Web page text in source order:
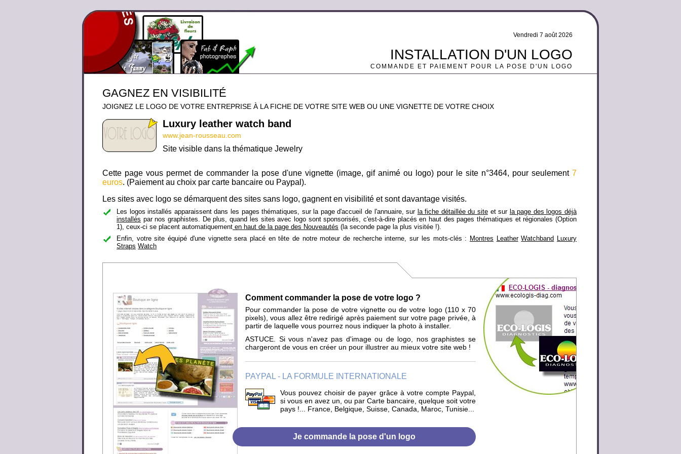
Vendredi 7 août 2026
INSTALLATION D'UN LOGO
COMMANDE ET PAIEMENT POUR LA POSE D'UN LOGO
GAGNEZ EN VISIBILITÉ
JOIGNEZ LE LOGO DE VOTRE ENTREPRISE À LA FICHE DE VOTRE SITE WEB OU UNE VIGNETTE DE VOTRE CHOIX
Luxury leather watch band
www.jean-rousseau.com
Site visible dans la thématique Jewelry
Cette page vous permet de commander la pose d'une vignette (image, gif animé ou logo) pour le site n°3464, pour seulement 7
euros. (Paiement au choix par carte bancaire ou Paypal).
Les sites avec logo se démarquent des sites sans logo, gagnent en visibilité et sont davantage visités.
Les logos installés apparaissent dans les pages thématiques, sur la page d'accueil de l'annuaire, sur la fiche détaillée du site et sur la page des logos déjà
installés par nos graphistes. De plus, quand les sites avec logo sont sponsorisés, c'est-à-dire placés en haut des pages thématiques et régionales (Option
1), ceux-ci se placent automatiquement en haut de la page des Nouveautés (la seconde page la plus visitée !).
Enfin, votre site équipé d'une vignette sera placé en tête de notre moteur de recherche interne, sur les mots-clés : Montres Leather Watchband Luxury
Straps Watch
Comment commander la pose de votre logo ?
Pour commander la pose de votre vignette ou de votre logo (110 x 70
pixels),vous allez être redirigé après paiement sur votre page privée, à
partir de laquelle vous pourrez nous indiquer la photo à installer.
ASTUCE. Si vous n'avez pas d'image ou de logo, nos graphistes se
chargeront de vous en créer un pour illustrer au mieux votre site web !
PAYPAL - LA FORMULE INTERNATIONALE
Vous pouvez choisir de payer grâce à votre compte Paypal,
si vous en avez un, ou par Carte bancaire, quelque soit votre
pays !... France, Belgique, Suisse, Canada, Maroc, Tunisie...